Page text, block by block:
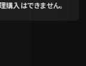
購入はできません。